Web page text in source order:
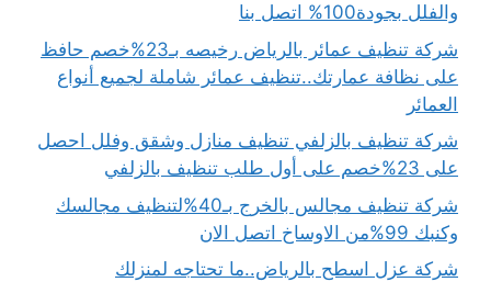
والفلل بجودة100% اتصل بنا
شركة تنظيف عمائر بالرياض رخيصه بـ23%خصم حافظ
على نظافة عمارتك..تنظيف عمائر شاملة لجميع أنواع
العمائر
شركة تنظيف بالزلفي تنظيف منازل وشقق وفلل احصل
على 23%خصم على أول طلب تنظيف بالزلفي
شركة تنظيف مجالس بالخرج بـ40%لتنظيف مجالسك
وكنبك 99%من الاوساخ اتصل الان
شركة عزل اسطح بالرياض..ما تحتاجه لمنزلك